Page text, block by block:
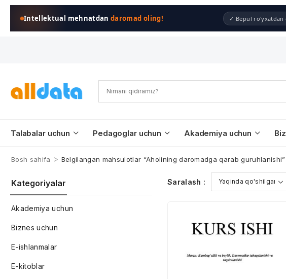
Intellektual mehnatdandaromad oling! ✓ Bepul ro'yxatdan
Talabalar uchun Pedagoglar uchun Akademiya uchun
Bosh sahifa > Belgilangan mahsulotlar “Aholining daromadga qarab guruhlanishi”
Kategoriyalar
Akademiya uchun
Biznes uchun
E-ishlanmalar
E-kitoblar
Saralash :